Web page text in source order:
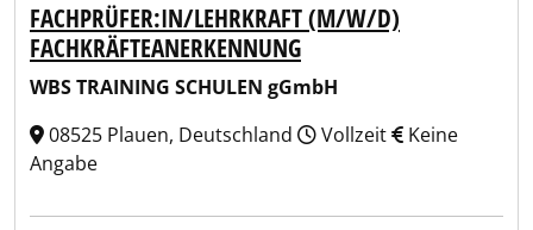
FACHPRÜFER:IN/LEHRKRAFT (M/W/D)
FACHKRÄFTEANERKENNUNG
WBS TRAINING SCHULEN gGmbH
08525 Plauen, Deutschland
Vollzeit
Keine
Angabe